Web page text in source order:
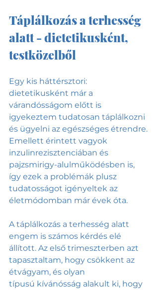
Táplálkozás a terhesség
alatt - dietetikusként,
testközelből
Egy kis háttérsztori:
dietetikusként már a
várandósságom előtt is
igyekeztem tudatosan táplálkozni
és ügyelni az egészséges étrendre.
Emellett érintett vagyok
inzulinrezisztenciában és
pajzsmirigy-alulműködésben is,
így ezek a problémák plusz
tudatosságot igényeltek az
életmódomban már évek óta.
A táplálkozás a terhesség alatt
engem is számos kérdés elé
állított. Az első trimeszterben azt
tapasztaltam, hogy csökkent az
étvágyam, és olyan
típusú kívánósság alakult ki, hogy